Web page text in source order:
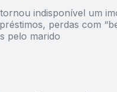
indisponível um
perdas com
pelo marido